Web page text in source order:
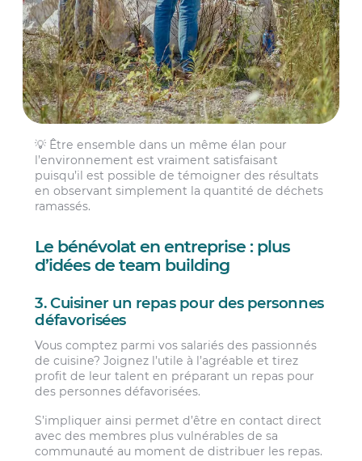
💡 Être ensemble dans un même élan pour
l’environnement est vraiment satisfaisant
puisqu’il est possible de témoigner des résultats
en observant simplement la quantité de déchets
ramassés.
Le bénévolat en entreprise : plus
d’idées de team building
3. Cuisiner un repas pour des personnes
défavorisées
Vous comptez parmi vos salariés des passionnés
de cuisine? Joignez l’utile à l’agréable et tirez
profit de leur talent en préparant un repas pour
des personnes défavorisées.
S’impliquer ainsi permet d’être en contact direct
avec des membres plus vulnérables de sa
communauté au moment de distribuer les repas.